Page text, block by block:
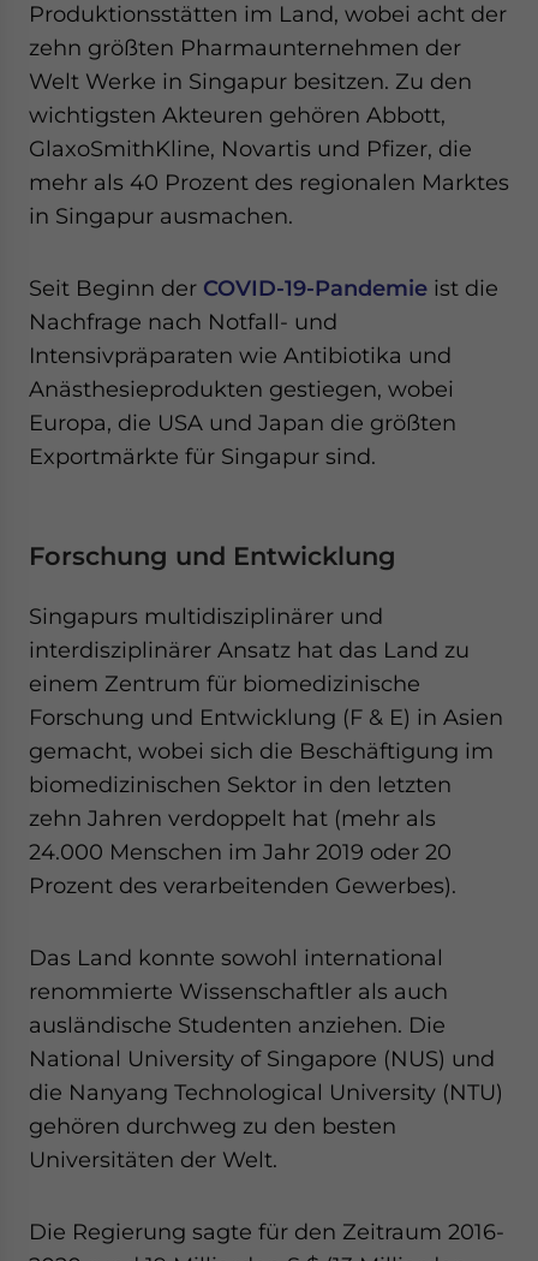
Produktionsstätten im Land, wobei acht der
zehn größten Pharmaunternehmen der
Welt Werke in Singapur besitzen. Zu den
wichtigsten Akteuren gehören Abbott,
GlaxoSmithKline, Novartis und Pfizer, die
mehr als 40 Prozent des regionalen Marktes
in Singapur ausmachen.
Seit Beginn der COVID-19-Pandemie ist die
Nachfrage nach Notfall- und
Intensivpräparaten wie Antibiotika und
Anästhesieprodukten gestiegen, wobei
Europa, die USA und Japan die größten
Exportmärkte für Singapur sind.
Forschung und Entwicklung
Singapurs multidisziplinärer und
interdisziplinärer Ansatz hat das Land zu
einem Zentrum für biomedizinische
Forschung und Entwicklung (F & E) in Asien
gemacht, wobei sich die Beschäftigung im
biomedizinischen Sektor in den letzten
zehn Jahren verdoppelt hat (mehr als
24.000 Menschen im Jahr 2019 oder 20
Prozent des verarbeitenden Gewerbes).
Das Land konnte sowohl international
renommierte Wissenschaftler als auch
ausländische Studenten anziehen. Die
National University of Singapore (NUS) und
die Nanyang Technological University (NTU)
gehören durchweg zu den besten
Universitäten der Welt.
Die Regierung sagte für den Zeitraum 2016-